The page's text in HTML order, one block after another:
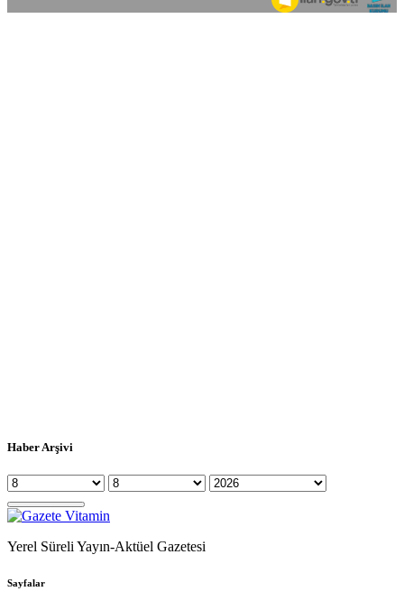
Haber Arşivi
Yerel Süreli Yayın-Aktüel Gazetesi
Sayfalar